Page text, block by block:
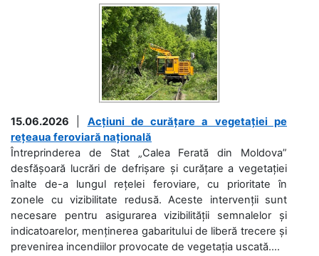
15.06.2026
Acțiuni de curățare a vegetației pe
rețeaua feroviară națională
Întreprinderea de Stat „Calea Ferată din Moldova”
desfășoară lucrări de defrișare și curățare a vegetației
înalte de-a lungul rețelei feroviare, cu prioritate în
zonele cu vizibilitate redusă. Aceste intervenții sunt
necesare pentru asigurarea vizibilității semnalelor și
indicatoarelor, menținerea gabaritului de liberă trecere și
prevenirea incendiilor provocate de vegetația uscată....